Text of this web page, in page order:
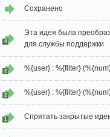
Сохранено
4
Эта идея была
для службы поддержки
2 %{user} : %{filter}
2 %{user} : %{filter}
1 Спрятать закрытые